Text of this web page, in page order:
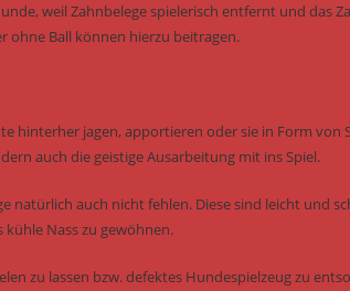
weil Zahnbelege spielerisch entfernt und das
ohne Ball können hierzu beitragen.
hinterher jagen, apportieren oder sie in Form von
auch die geistige Ausarbeitung mit ins Spiel.
natürlich auch nicht fehlen. Diese sind leicht und
Nass zu gewöhnen.
zu lassen bzw. defektes Hundespielzeug zu